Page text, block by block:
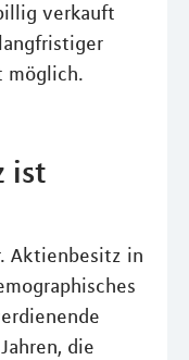
verkauft
möglich.
ist
Aktienbesitz in
die